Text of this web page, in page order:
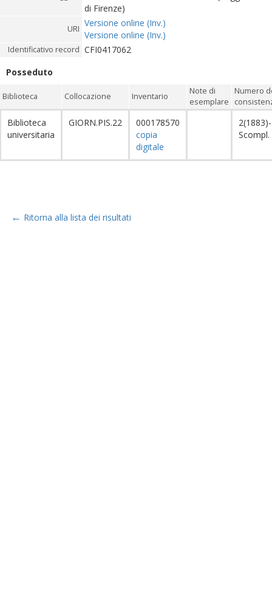
di Firenze)
URI
Versione online (Inv.)
Versione online (Inv.)
Identificativo record CFI0417062
Posseduto
Biblioteca Collocazione Inventario
Note di
esemplare
Numero
Biblioteca
universitaria
GIORN.PIS.22
000178570
copia
digitale
Scompl.
← Ritorna alla lista dei risultati